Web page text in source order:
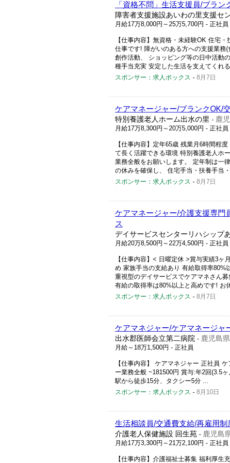
「資格不問」生活支援員/ブラ
障害者支援施設あいわの里支援セ
月給17万8,000円～25万5,700円 - 正社員
【仕事内容】無資格・未経験OK 住宅
仕事です! 障がいのある方への支援業務
創作活動、 ショッピング等の日中活動
種手当充実 安定した生活を支えてくれ
スポンサー：求人ボックス - 8月7日
ケアマネージャー/ブランクOK/
特別養護老人ホーム出水の里 - 鹿
月給17万8,300円～20万5,000円 - 正社員
【仕事内容】定年65歳 残業月6時間程
て長く活躍できる環境 特別養護老人ホ
業務全般をお願いします。 定年制は一
の休みを確保し、 住宅手当・扶養手当
スポンサー：求人ボックス - 8月7日
ケアマネージャー/介護支援専門
ス
デイサービスセンターリハシップ
月給20万8,500円～22万4,500円 - 正社員
【仕事内容】< 日曜定休 >賞与実績3
め 家族手当の支給あり 有給取得率80%
重視型のデイサービスでケアマネさん
有給の取得率は80%以上と高めです! お
スポンサー：求人ボックス - 8月7日
ケアマネジャー/ケアマネージャ
出水郡医師会立第二病院 - 鹿児島
月給～18万1,500円 - 正社員
【仕事内容】 ケアマネジャー 正社員
ー業務全般 ~181500円 賞与:年2回(3.5
駅から徒歩15分、タクシー5分 ...
スポンサー：求人ボックス - 8月10日
生活相談員/交通費支給/再雇用
介護老人保健施設 回生苑 - 鹿児島
月給17万3,300円～21万2,100円 - 正社員
【仕事内容】介護福祉士募集 福利厚